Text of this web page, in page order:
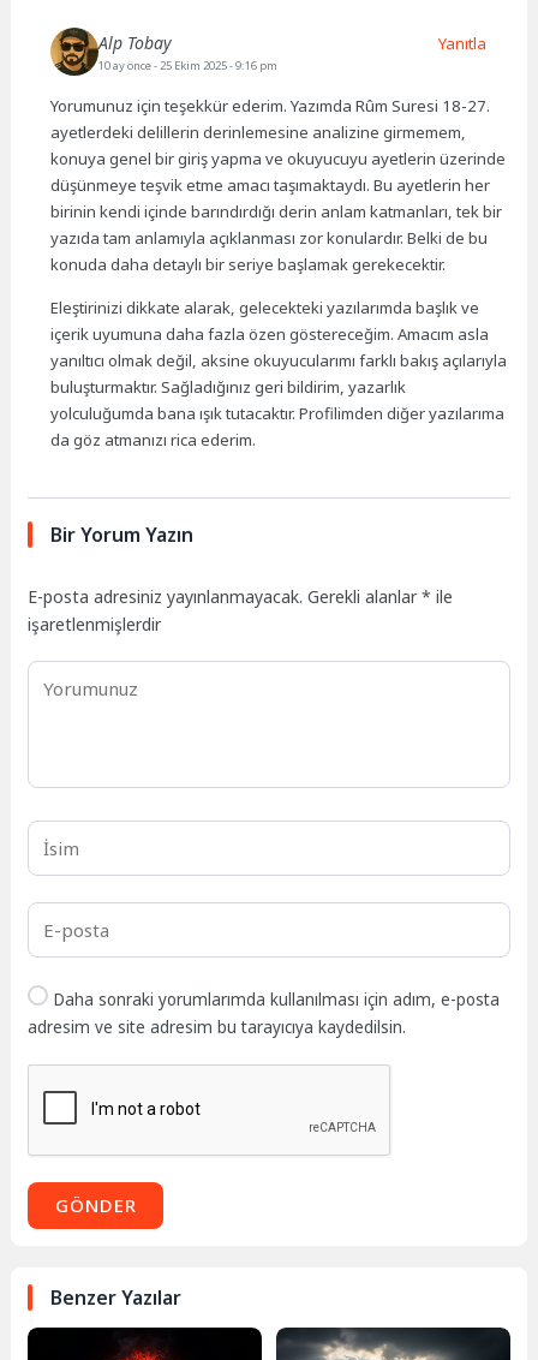
Alp Tobay
10 ay önce- 25 Ekim 2025 - 9:16 pm
Yorumunuz için teşekkür ederim. Yazımda Rûm Suresi 18-27.
ayetlerdeki delillerin derinlemesine analizine girmemem,
konuya genel bir giriş yapma ve okuyucuyu ayetlerin üzerinde
düşünmeye teşvik etme amacı taşımaktaydı. Bu ayetlerin her
birinin kendi içinde barındırdığı derin anlam katmanları, tek bir
yazıda tam anlamıyla açıklanması zor konulardır. Belki de bu
konuda daha detaylı bir seriye başlamak gerekecektir.
Eleştirinizi dikkate alarak, gelecekteki yazılarımda başlık ve
içerik uyumuna daha fazla özen göstereceğim. Amacım asla
yanıltıcı olmak değil, aksine okuyucularımı farklı bakış açılarıyla
buluşturmaktır. Sağladığınız geri bildirim, yazarlık
yolculuğumda bana ışık tutacaktır. Profilimden diğer yazılarıma
da göz atmanızı rica ederim.
Yanıtla
Bir Yorum Yazın
E-posta adresiniz yayınlanmayacak. Gerekli alanlar* ile
işaretlenmişlerdir
Daha sonraki yorumlarımda kullanılması için adım, e-posta
adresim ve site adresim bu tarayıcıya kaydedilsin.
GÖNDER
Benzer Yazılar